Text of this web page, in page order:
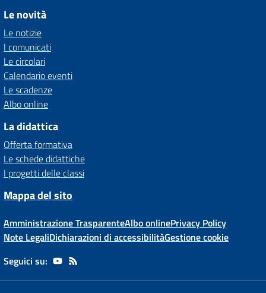
Le novità
Le notizie
I comunicati
Le circolari
Calendario eventi
Le scadenze
Albo online
La didattica
Offerta formativa
Le schede didattiche
I progetti delle classi
Mappa del sito
Amministrazione TrasparenteAlbo onlinePrivacy Policy
Note LegaliDichiarazioni di accessibilitàGestione cookie
Seguici su: